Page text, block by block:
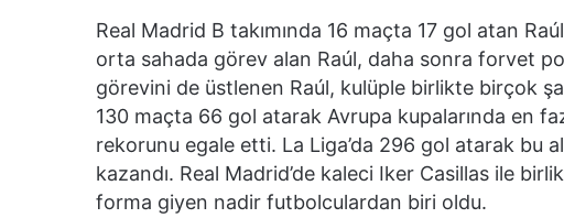
Real Madrid B takımında 16 maçta 17 gol atan
orta sahada görev alan Raúl, daha sonra forvet
görevini de üstlenen Raúl, kulüple birlikte birçok
130 maçta 66 gol atarak Avrupa kupalarında en
rekorunu egale etti. La Liga’da 296 gol atarak bu
kazandı. Real Madrid’de kaleci Iker Casillas ile
forma giyen nadir futbolculardan biri oldu.